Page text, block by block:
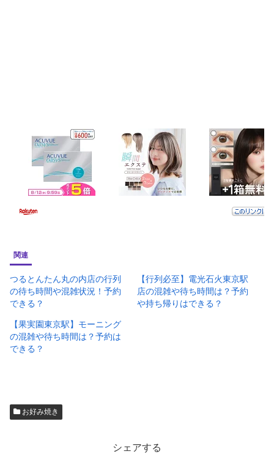
関連
つるとんたん丸の内店の行列
の待ち時間や混雑状況！予約
できる？
【行列必至】電光石火東京駅
店の混雑や待ち時間は？予約
や持ち帰りはできる？
【果実園東京駅】モーニング
の混雑や待ち時間は？予約は
できる？
お好み焼き
シェアする